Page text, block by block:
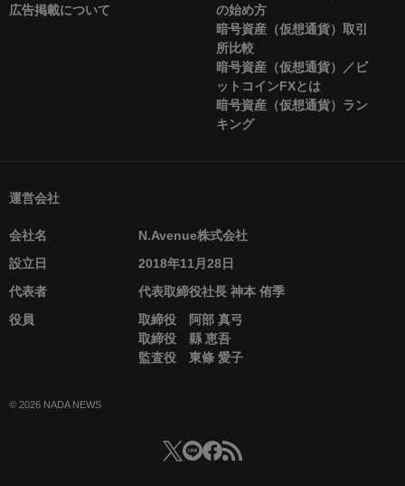
広告掲載について
の始め方
暗号資産（仮想通貨）取引
所比較
暗号資産（仮想通貨）／ビ
ットコインFXとは
暗号資産（仮想通貨）ラン
キング
運営会社
会社名
N.Avenue株式会社
設立日
2018年11月28日
代表者
代表取締役社長 神本 侑季
役員
取締役 阿部 真弓
取締役 縣 恵吾
監査役 東條 愛子
© 2026 NADA NEWS